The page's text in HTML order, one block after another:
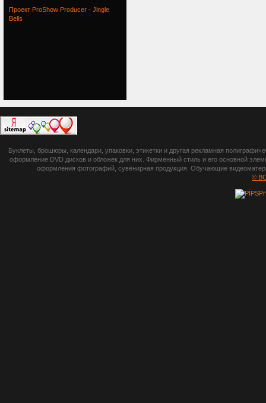
Проект ProShow Producer - Jingle
Bells
botsetto.ru -
photoshop,
шрифты,
Буклеты, брошюры, календари, упаковки, этикетки и другая рекламная
оформление DVD дисков и обложек для них. Фирменный стиль и его основной
оформления фотографий, сувенирная продукция. Обучающие
©